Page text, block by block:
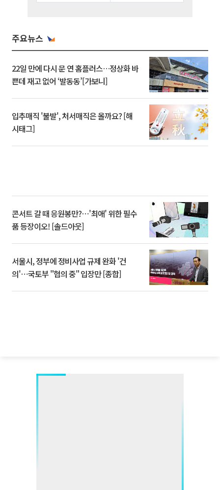
주요뉴스
22일 만에 다시 문 연 홈플러스…정상화 바
쁜데 재고 없어 ‘발동동’[가보니]
입추매직 '불발', 처서매직은 올까요? [해
시태그]
콘서트 갈 때 응원봉만?⋯'최애' 위한 필수
품 등장이오! [솔드아웃]
서울시, 정부에 정비사업 규제 완화 '건
의'⋯국토부 "협의 중" 입장만 [종합]